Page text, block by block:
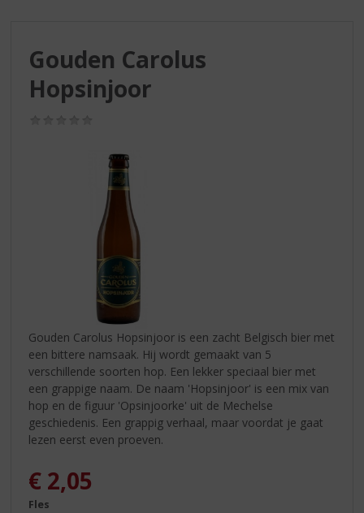
Gouden Carolus
Hopsinjoor
Gouden Carolus Hopsinjoor is een zacht Belgisch bier met
een bittere namsaak. Hij wordt gemaakt van 5
verschillende soorten hop. Een lekker speciaal bier met
een grappige naam. De naam 'Hopsinjoor' is een mix van
hop en de figuur 'Opsinjoorke' uit de Mechelse
geschiedenis. Een grappig verhaal, maar voordat je gaat
lezen eerst even proeven.
€ 2,05
Fles